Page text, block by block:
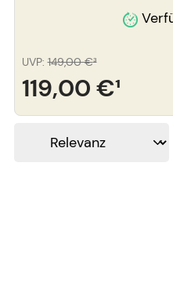
119,00 €¹
UVP: 149,00 €³